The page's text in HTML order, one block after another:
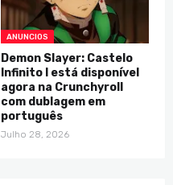
ANUNCIOS
Demon Slayer: Castelo
Infinito I está disponível
agora na Crunchyroll
com dublagem em
português
Julho 28, 2026